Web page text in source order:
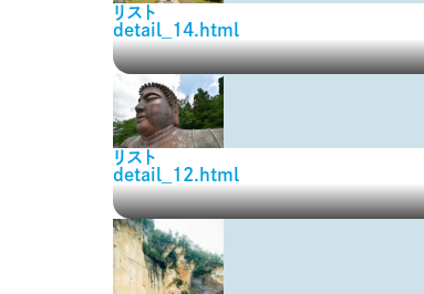
リスト
detail_14.html
リスト
detail_12.html